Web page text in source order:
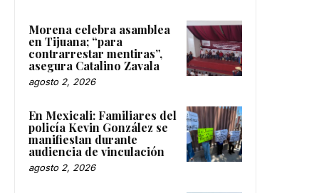
Morena celebra asamblea
en Tijuana; “para
contrarrestar mentiras”,
asegura Catalino Zavala
agosto 2, 2026
En Mexicali: Familiares del
policía Kevin González se
manifiestan durante
audiencia de vinculación
agosto 2, 2026